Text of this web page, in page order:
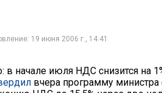
19 июня 2006 г., 14:41
в начале июля НДС снизится на
вчера программу